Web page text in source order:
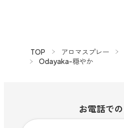
TOP アロマスプレー
Odayaka-穏やか
お電話での